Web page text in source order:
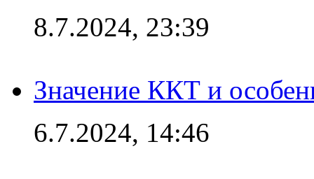
8.7.2024, 23:39
Значение ККТ и
6.7.2024, 14:46